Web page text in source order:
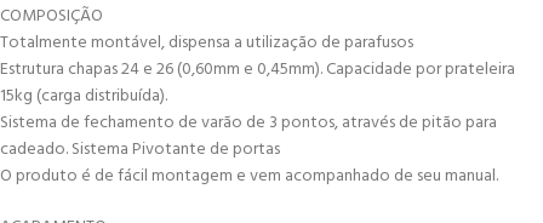
COMPOSIÇÃO
Totalmente montável, dispensa a utilização de parafusos
Estrutura chapas 24 e 26 (0,60mm e 0,45mm). Capacidade por prateleira
15kg (carga distribuída).
Sistema de fechamento de varão de 3 pontos, através de pitão para
cadeado. Sistema Pivotante de portas
O produto é de fácil montagem e vem acompanhado de seu manual.